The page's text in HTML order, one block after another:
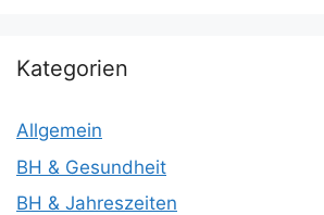
Kategorien
Allgemein
BH & Gesundheit
BH & Jahreszeiten